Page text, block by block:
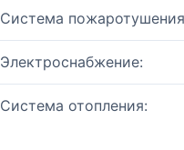
Система
Электроснабжение:
Система отопления: